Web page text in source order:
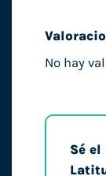
No hay
Sé